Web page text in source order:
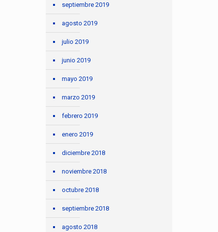
septiembre 2019
agosto 2019
julio 2019
junio 2019
mayo 2019
marzo 2019
febrero 2019
enero 2019
diciembre 2018
noviembre 2018
octubre 2018
septiembre 2018
agosto 2018